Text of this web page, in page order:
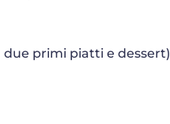
primi piatti e dessert)